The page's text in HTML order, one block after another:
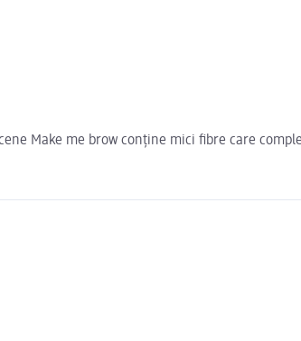
Make me brow conține mici fibre care